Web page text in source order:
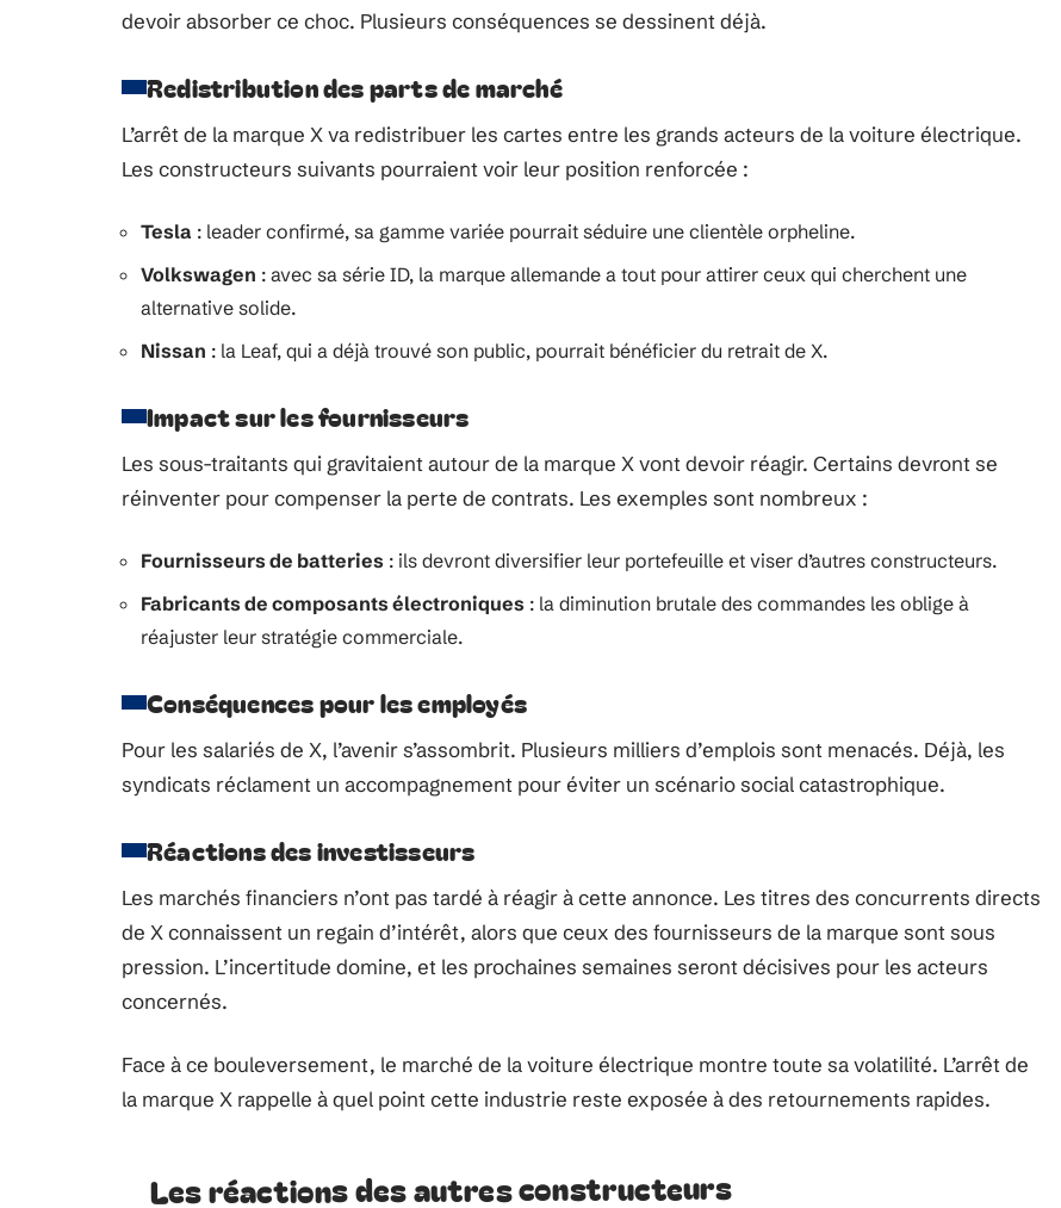
devoir absorber ce choc. Plusieurs conséquences se dessinent déjà.
Redistribution des parts de marché
L’arrêt de la marque X va redistribuer les cartes entre les grands acteurs de la voiture électrique.
Les constructeurs suivants pourraient voir leur position renforcée :
Tesla : leader confirmé, sa gamme variée pourrait séduire une clientèle orpheline.
Volkswagen : avec sa série ID, la marque allemande a tout pour attirer ceux qui cherchent une
alternative solide.
Nissan : la Leaf, qui a déjà trouvé son public, pourrait bénéficier du retrait de X.
Impact sur les fournisseurs
Les sous-traitants qui gravitaient autour de la marque X vont devoir réagir. Certains devront se
réinventer pour compenser la perte de contrats. Les exemples sont nombreux :
Fournisseurs de batteries : ils devront diversifier leur portefeuille et viser d’autres constructeurs.
Fabricants de composants électroniques : la diminution brutale des commandes les oblige à
réajuster leur stratégie commerciale.
Conséquences pour les employés
Pour les salariés de X, l’avenir s’assombrit. Plusieurs milliers d’emplois sont menacés. Déjà, les
syndicats réclament un accompagnement pour éviter un scénario social catastrophique.
Réactions des investisseurs
Les marchés financiers n’ont pas tardé à réagir à cette annonce. Les titres des concurrents directs
de X connaissent un regain d’intérêt, alors que ceux des fournisseurs de la marque sont sous
pression. L’incertitude domine, et les prochaines semaines seront décisives pour les acteurs
concernés.
Face à ce bouleversement, le marché de la voiture électrique montre toute sa volatilité. L’arrêt de
la marque X rappelle à quel point cette industrie reste exposée à des retournements rapides.
Les réactions des autres constructeurs